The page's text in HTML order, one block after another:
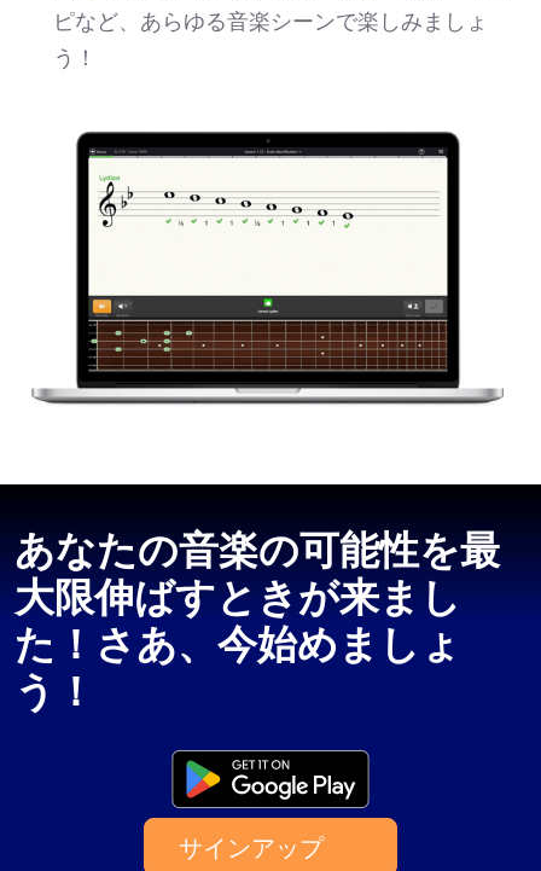
ピなど、あらゆる音楽シーンで楽しみましょ
う！
あなたの音楽の可能性を最
大限伸ばすときが来まし
た！さあ、今始めましょ
う！
サインアップ